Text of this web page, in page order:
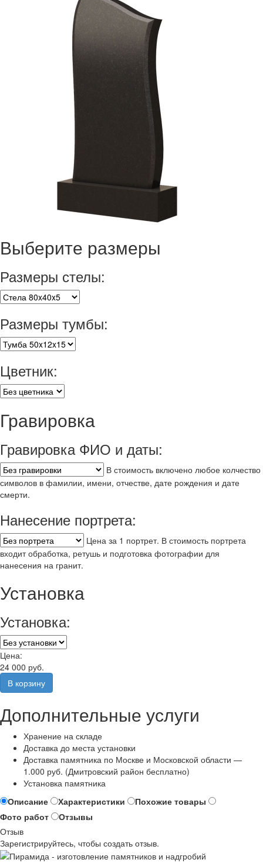
Выберите размеры
Размеры стелы:
Размеры тумбы:
Цветник:
Гравировка
Гравировка ФИО и даты:
В стоимость включено любое колчество
символов в фамилии, имени, отчестве, дате рождения и дате
смерти.
Нанесение портрета:
Цена за 1 портрет. В стоимость портрета
входит обработка, ретушь и подготовка фотографии для
нанесения на гранит.
Установка
Установка:
Цена:
24 000 руб.
Дополнительные услуги
Хранение на складе
Доставка до места установки
Доставка памятника по Москве и Московской области —
1.000 руб. (Дмитровский район бесплатно)
Установка памятника
Описание
Характеристики
Похожие товары
Фото работ
Отзывы
Отзыв
Зарегистрируйтесь, чтобы создать отзыв.